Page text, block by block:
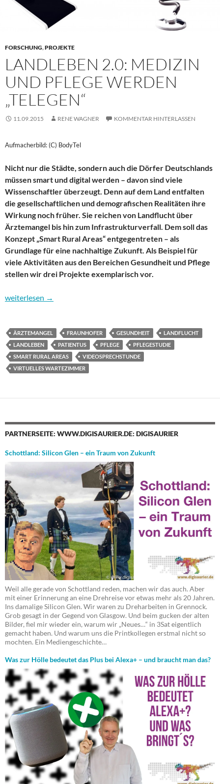
FORSCHUNG,PROJEKTE
LANDLEBEN 2.0: MEDIZIN
UND PFLEGE WERDEN
„TELEGEN“
11.09.2015 RENE WAGNER KOMMENTAR HINTERLASSEN
Aufmacherbild: (C) BodyTel
Nicht nur die Städte, sondern auch die Dörfer Deutschlands
müssen smart und digital werden – davon sind viele
Wissenschaftler überzeugt. Denn auf dem Land entfalten
die gesellschaftlichen und demografischen Realitäten ihre
Wirkung noch früher. Sie reichen von Landflucht über
Ärztemangel bis hin zum Infrastrukturverfall. Dem soll das
Konzept „Smart Rural Areas“ entgegentreten – als
Grundlage für eine nachhaltige Zukunft. Als Beispiel für
viele Aktivitäten aus den Bereichen Gesundheit und Pflege
stellen wir drei Projekte exemplarisch vor.
Landleben 2.0: Medizin und Pflege werden „telegen“
weiterlesen →
ÄRZTEMANGEL FRAUNHOFER GESUNDHEIT
LANDFLUCHT
LANDLEBEN
PATIENTUS PFLEGE
PFLEGESTUDIE
SMART RURAL AREAS
VIDEOSPRECHSTUNDE
VIRTUELLES WARTEZIMMER
PARTNERSEITE: WWW.DIGISAURIER.DE: DIGISAURIER
Schottland: Silicon Glen – ein Traum von Zukunft
Weil alle gerade von Schottland reden, machen wir das auch. Aber
mit einer Erinnerung an eine Drehreise vor etwas mehr als 20 Jahren.
Ins damalige Silicon Glen. Wir waren zu Dreharbeiten in Grennock.
Grob gesagt in der Gegend von Glasgow. Und beim gucken der alten
Bilder, fiel mir wieder ein, warum wir „Neues…“ in 3Sat eigentlich
gemacht haben. Und warum uns die Printkollegen erstmal nicht so
mochten. Ein Mediengeschichte…
Was zur Hölle bedeutet das Plus bei Alexa+ – und braucht man das?